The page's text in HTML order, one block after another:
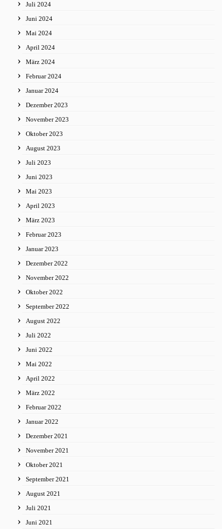
Juli 2024
Juni 2024
Mai 2024
April 2024
März 2024
Februar 2024
Januar 2024
Dezember 2023
November 2023
Oktober 2023
August 2023
Juli 2023
Juni 2023
Mai 2023
April 2023
März 2023
Februar 2023
Januar 2023
Dezember 2022
November 2022
Oktober 2022
September 2022
August 2022
Juli 2022
Juni 2022
Mai 2022
April 2022
März 2022
Februar 2022
Januar 2022
Dezember 2021
November 2021
Oktober 2021
September 2021
August 2021
Juli 2021
Juni 2021